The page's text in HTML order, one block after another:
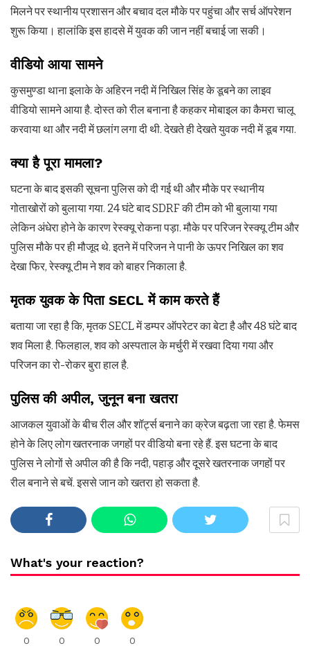
मिलने पर स्थानीय प्रशासन और बचाव दल मौके पर पहुंचा और सर्च ऑपरेशन
शुरू किया। हालांकि इस हादसे में युवक की जान नहीं बचाई जा सकी।
वीडियो आया सामने
कुसमुण्डा थाना इलाके के अहिरन नदी में निखिल सिंह के डूबने का लाइव
वीडियो सामने आया है. दोस्त को रील बनाना है कहकर मोबाइल का कैमरा चालू
करवाया था और नदी में छलांग लगा दी थी. देखते ही देखते युवक नदी में डूब गया.
क्या है पूरा मामला?
घटना के बाद इसकी सूचना पुलिस को दी गई थी और मौके पर स्थानीय
गोताखोरों को बुलाया गया. 24 घंटे बाद SDRF की टीम को भी बुलाया गया
लेकिन अंधेरा होने के कारण रेस्क्यू रोकना पड़ा. मौके पर परिजन रेस्क्यू टीम और
पुलिस मौके पर ही मौजूद थे. इतने में परिजन ने पानी के ऊपर निखिल का शव
देखा फिर, रेस्क्यू टीम ने शव को बाहर निकाला है.
मृतक युवक के पिता SECL में काम करते हैं
बताया जा रहा है कि, मृतक SECL में डम्पर ऑपरेटर का बेटा है और 48 घंटे बाद
शव मिला है. फिलहाल, शव को अस्पताल के मर्चुरी में रखवा दिया गया और
परिजन का रो-रोकर बुरा हाल है.
पुलिस की अपील, जुनून बना खतरा
आजकल युवाओं के बीच रील और शॉर्ट्स बनाने का क्रेज बढ़ता जा रहा है. फेमस
होने के लिए लोग खतरनाक जगहों पर वीडियो बना रहे हैं. इस घटना के बाद
पुलिस ने लोगों से अपील की है कि नदी, पहाड़ और दूसरे खतरनाक जगहों पर
रील बनाने से बचें. इससे जान को खतरा हो सकता है.
What's your reaction?
0 0 0 0